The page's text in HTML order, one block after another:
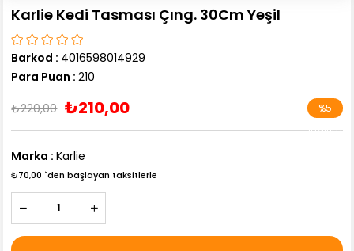
Karlie Kedi Tasması Çıng. 30Cm Yeşil
Barkod : 4016598014929
Para Puan : 210
₺220,00 ₺210,00 %5
İndirim
Marka : Karlie
₺70,00 `den başlayan taksitlerle